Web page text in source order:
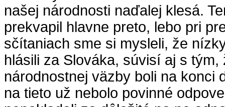
našej národnosti naďalej klesá.
prekvapil hlavne preto, lebo pri
sčítaniach sme si mysleli, že
hlásili za Slováka, súvisí aj s
národnostnej väzby boli na konci
na tieto už nebolo povinné